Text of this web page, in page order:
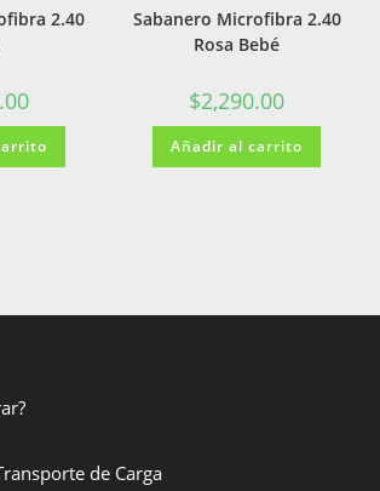
2.40
Sabanero Microfibra 2.40
Rosa Bebé
$2,290.00
Añadir al carrito
de Carga